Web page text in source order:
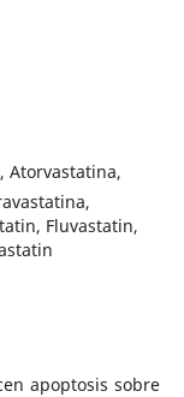
Atorvastatina,
Fluvastatin,
apoptosis sobre